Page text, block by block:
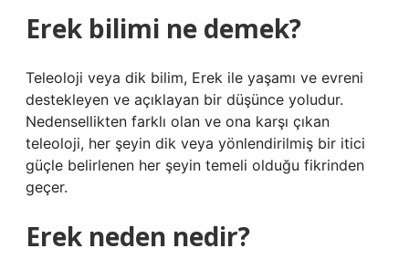
Erek bilimi ne demek?
Teleoloji veya dik bilim, Erek ile yaşamı ve evreni
destekleyen ve açıklayan bir düşünce yoludur.
Nedensellikten farklı olan ve ona karşı çıkan
teleoloji, her şeyin dik veya yönlendirilmiş bir itici
güçle belirlenen her şeyin temeli olduğu fikrinden
geçer.
Erek neden nedir?